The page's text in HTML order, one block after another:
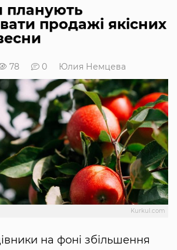
планують
продажі якісних
78 0 Юлия Немцева
Kurkul.com
на фоні збільшення